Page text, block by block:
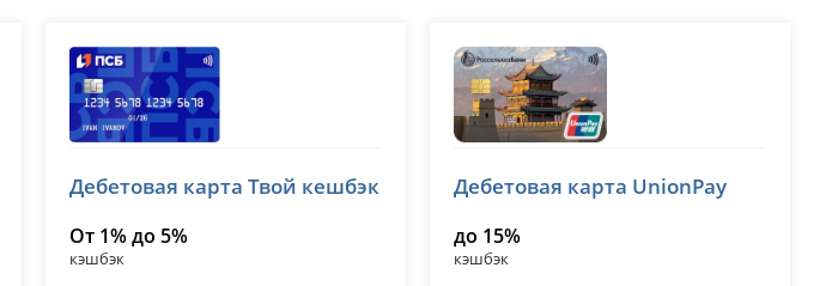
лицензия № 3251
Дебетовая карта Твой кешбэк
От 1% до 5%
кэшбэк
лицензия № 3349
Дебетовая карта UnionPay
до 15%
кэшбэк